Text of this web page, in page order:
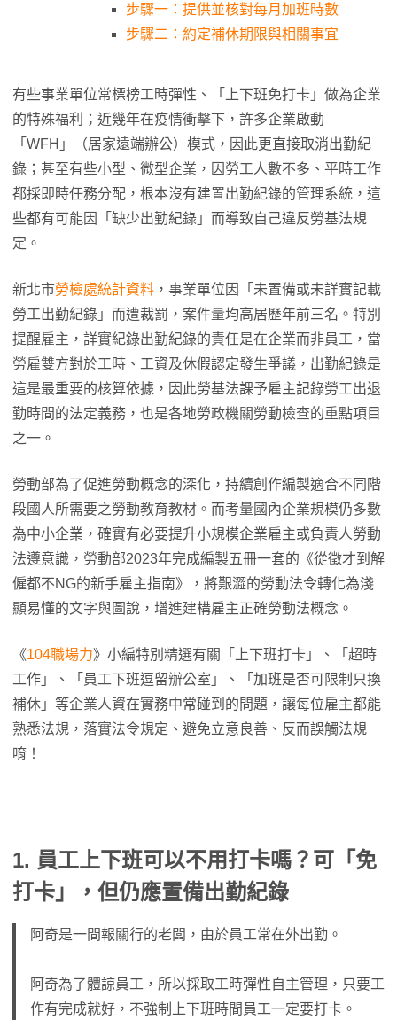
步驟一：提供並核對每月加班時數
步驟二：約定補休期限與相關事宜
有些事業單位常標榜工時彈性、「上下班免打卡」做為企業
的特殊福利；近幾年在疫情衝擊下，許多企業啟動
「WFH」（居家遠端辦公）模式，因此更直接取消出勤紀
錄；甚至有些小型、微型企業，因勞工人數不多、平時工作
都採即時任務分配，根本沒有建置出勤紀錄的管理系統，這
些都有可能因「缺少出勤紀錄」而導致自己違反勞基法規
定。
新北市勞檢處統計資料 ，事業單位因「未置備或未詳實記載
勞工出勤紀錄」而遭裁罰，案件量均高居歷年前三名。特別
提醒雇主，詳實紀錄出勤紀錄的責任是在企業而非員工，當
勞雇雙方對於工時、工資及休假認定發生爭議，出勤紀錄是
這是最重要的核算依據，因此勞基法課予雇主記錄勞工出退
勤時間的法定義務，也是各地勞政機關勞動檢查的重點項目
之一。
勞動部為了促進勞動概念的深化，持續創作編製適合不同階
段國人所需要之勞動教育教材。而考量國內企業規模仍多數
為中小企業，確實有必要提升小規模企業雇主或負責人勞動
法遵意識，勞動部2023年完成編製五冊一套的《從徵才到解
僱都不NG的新手雇主指南》，將艱澀的勞動法令轉化為淺
顯易懂的文字與圖說，增進建構雇主正確勞動法概念。
《104職場力》小編特別精選有關「上下班打卡」、「超時
工作」、「員工下班逗留辦公室」、「加班是否可限制只換
補休」等企業人資在實務中常碰到的問題，讓每位雇主都能
熟悉法規，落實法令規定、避免立意良善、反而誤觸法規
唷！
1. 員工上下班可以不用打卡嗎？可「免
打卡」，但仍應置備出勤紀錄
阿奇是一間報關行的老闆，由於員工常在外出勤。
阿奇為了體諒員工，所以採取工時彈性自主管理，只要工
作有完成就好，不強制上下班時間員工一定要打卡。